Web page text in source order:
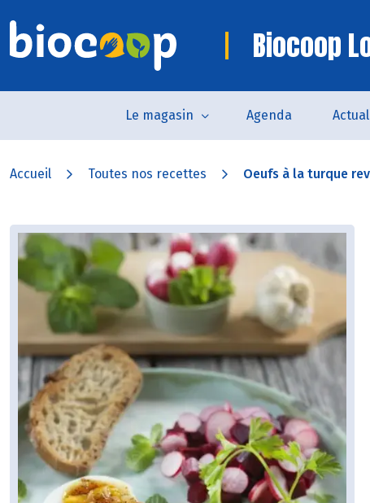
Biocoop
Le magasin Agenda
Accueil Toutes nos recettes Oeufs à la turque